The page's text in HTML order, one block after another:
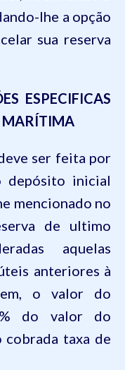
lhe a opção
sua reserva
ESPECIFICAS
MARÍTIMA
ser feita por
depósito inicial
mencionado no
de ultimo
aquelas
anteriores à
o valor do
do valor do
cobrada taxa de